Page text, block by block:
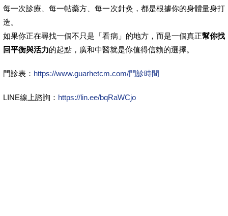
每一次診療、每一帖藥方、每一次針灸，都是根據你的身體量身打
造。
如果你正在尋找一個不只是「看病」的地方，而是一個真正幫你找
回平衡與活力的起點，廣和中醫就是你值得信賴的選擇。
門診表： https://www.guarhetcm.com/門診時間
LINE線上諮詢： https://lin.ee/bqRaWCjo